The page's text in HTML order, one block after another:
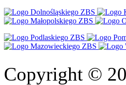
Copyright ©